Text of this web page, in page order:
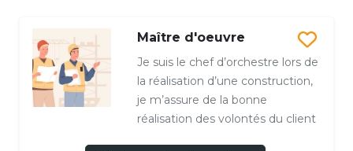
Maître d'oeuvre
Je suis le chef d’orchestre lors de
la réalisation d’une construction,
je m’assure de la bonne
réalisation des volontés du client